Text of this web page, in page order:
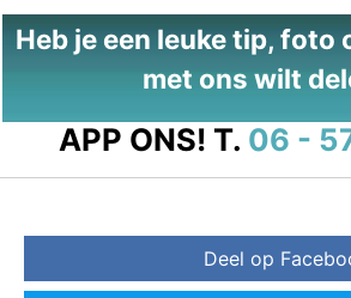
Heb je een leuke tip, foto
met ons wilt
APP ONS! T. 06 -
Deel op